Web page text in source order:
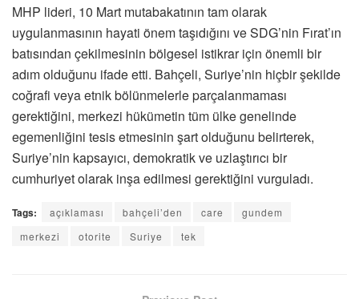
MHP lideri, 10 Mart mutabakatının tam olarak
uygulanmasının hayati önem taşıdığını ve SDG’nin Fırat’ın
batısından çekilmesinin bölgesel istikrar için önemli bir
adım olduğunu ifade etti. Bahçeli, Suriye’nin hiçbir şekilde
coğrafi veya etnik bölünmelerle parçalanmaması
gerektiğini, merkezi hükümetin tüm ülke genelinde
egemenliğini tesis etmesinin şart olduğunu belirterek,
Suriye’nin kapsayıcı, demokratik ve uzlaştırıcı bir
cumhuriyet olarak inşa edilmesi gerektiğini vurguladı.
Tags: açıklaması bahçeli’den care
gundem
merkezi
otorite Suriye tek